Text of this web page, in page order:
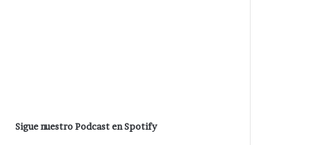
Sigue nuestro Podcast en Spotify